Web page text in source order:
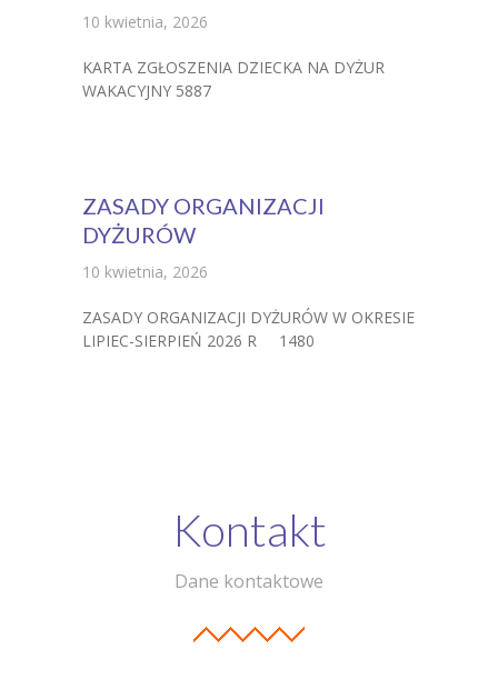
10 kwietnia, 2026
KARTA ZGŁOSZENIA DZIECKA NA DYŻUR
WAKACYJNY 5887
ZASADY ORGANIZACJI
DYŻURÓW
10 kwietnia, 2026
ZASADY ORGANIZACJI DYŻURÓW W OKRESIE
LIPIEC-SIERPIEŃ 2026 R 1480
Kontakt
Dane kontaktowe